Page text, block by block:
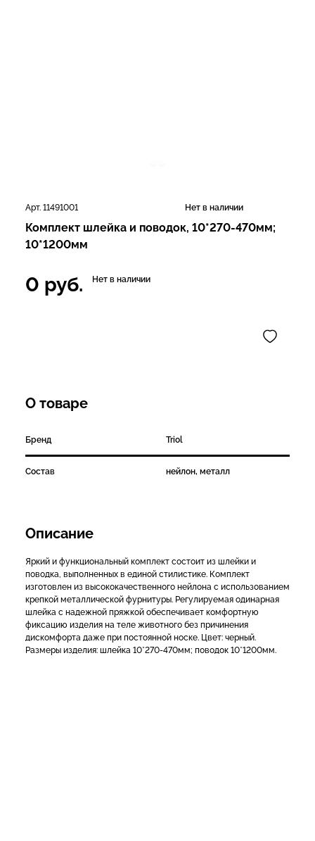
Арт. 11491001 Нет в наличии
Комплект шлейка и поводок, 10*270-470мм;
10*1200мм
0 руб. Нет в наличии
О товаре
Бренд Triol
Состав нейлон, металл
Описание
Яркий и функциональный комплект состоит из шлейки и
поводка, выполненных в единой стилистике. Комплект
изготовлен из высококачественного нейлона с использованием
крепкой металлической фурнитуры. Регулируемая одинарная
шлейка с надежной пряжкой обеспечивает комфортную
фиксацию изделия на теле животного без причинения
дискомфорта даже при постоянной носке. Цвет: черный.
Размеры изделия: шлейка 10*270-470мм; поводок 10*1200мм.